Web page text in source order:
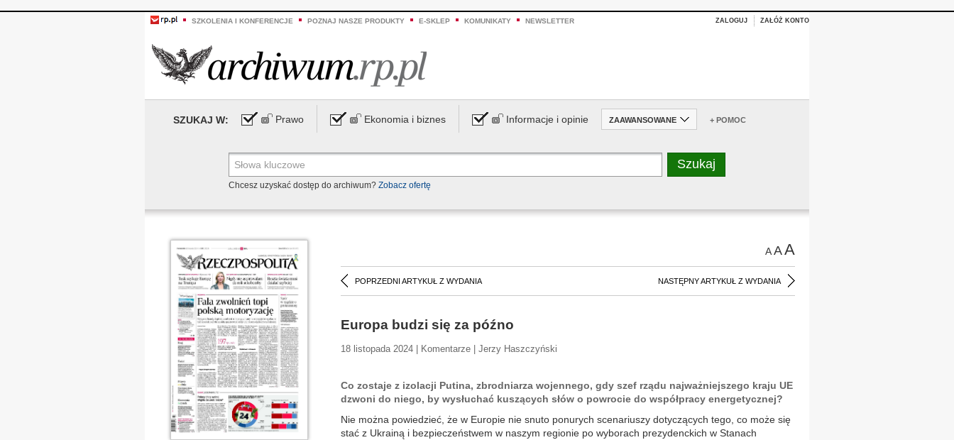
SZKOLENIA I KONFERENCJE POZNAJ NASZE PRODUKTY E-SKLEP KOMUNIKATY NEWSLETTER ZALOGUJ ZAŁÓŻ KONTO
SZUKAJ W: Prawo Ekonomia i biznes Informacje i opinie ZAAWANSOWANE + POMOC
Chcesz uzyskać dostęp do archiwum? Zobacz ofertę
AAA
POPRZEDNI ARTYKUŁ Z WYDANIA NASTĘPNY ARTYKUŁ Z WYDANIA
Europa budzi się za późno
18 listopada 2024 | Komentarze | Jerzy Haszczyński
Co zostaje z izolacji Putina, zbrodniarza wojennego, gdy szef rządu najważniejszego kraju UE
dzwoni do niego, by wysłuchać kuszących słów o powrocie do współpracy energetycznej?
Nie można powiedzieć, że w Europie nie snuto ponurych scenariuszy dotyczących tego, co może się
stać z Ukrainą i bezpieczeństwem w naszym regionie po wyborach prezydenckich w Stanach